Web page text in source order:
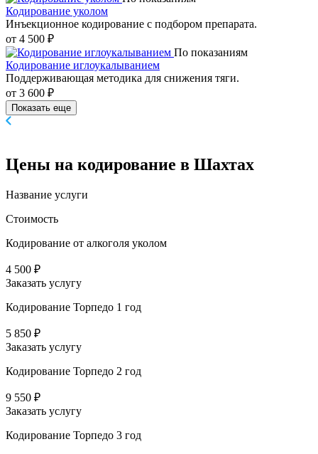
Кодирование уколом
Инъекционное кодирование с подбором препарата.
от 4 500 ₽
По показаниям
Кодирование иглоукалыванием
Поддерживающая методика для снижения тяги.
от 3 600 ₽
Показать еще
Цены на кодирование в Шахтах
Название услуги
Стоимость
Кодирование от алкоголя уколом
4 500 ₽
Заказать услугу
Кодирование Торпедо 1 год
5 850 ₽
Заказать услугу
Кодирование Торпедо 2 год
9 550 ₽
Заказать услугу
Кодирование Торпедо 3 год